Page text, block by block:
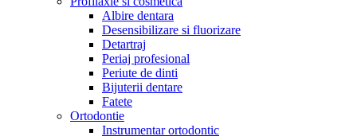
Albire dentara
Desensibilizare si fluorizare
Detartraj
Periaj profesional
Periute de dinti
Bijuterii dentare
Fatete
Ortodontie
Instrumentar ortodontic